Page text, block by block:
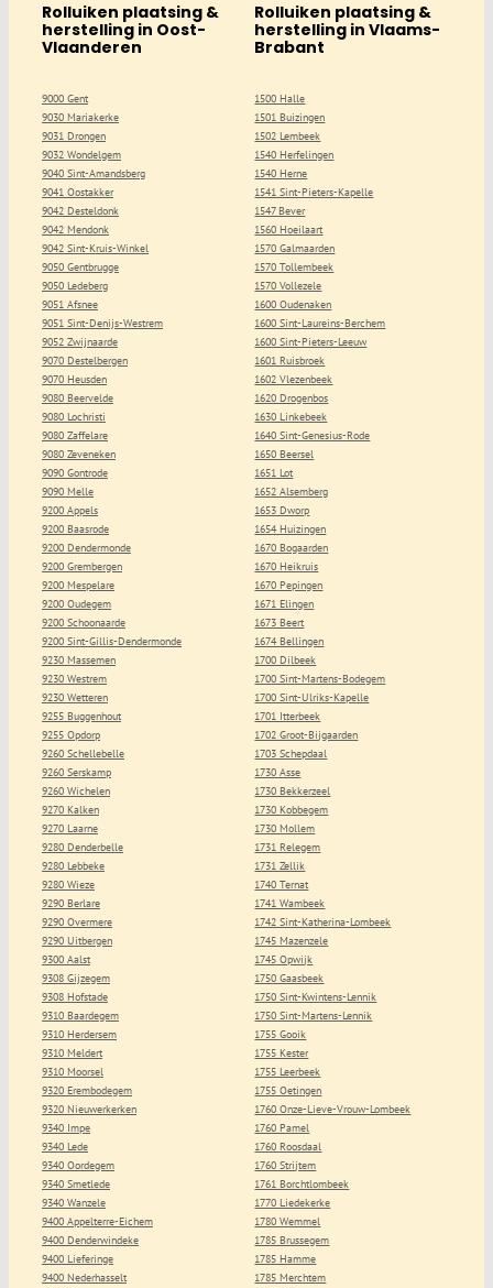
Rolluiken plaatsing &
herstelling in Oost-
Vlaanderen
9000 Gent
9030 Mariakerke
9031 Drongen
9032 Wondelgem
9040 Sint-Amandsberg
9041 Oostakker
9042 Desteldonk
9042 Mendonk
9042 Sint-Kruis-Winkel
9050 Gentbrugge
9050 Ledeberg
9051 Afsnee
9051 Sint-Denijs-Westrem
9052 Zwijnaarde
9070 Destelbergen
9070 Heusden
9080 Beervelde
9080 Lochristi
9080 Zaffelare
9080 Zeveneken
9090 Gontrode
9090 Melle
9200 Appels
9200 Baasrode
9200 Dendermonde
9200 Grembergen
9200 Mespelare
9200 Oudegem
9200 Schoonaarde
9200 Sint-Gillis-Dendermonde
9230 Massemen
9230 Westrem
9230 Wetteren
9255 Buggenhout
9255 Opdorp
9260 Schellebelle
9260 Serskamp
9260 Wichelen
9270 Kalken
9270 Laarne
9280 Denderbelle
9280 Lebbeke
9280 Wieze
9290 Berlare
9290 Overmere
9290 Uitbergen
9300 Aalst
9308 Gijzegem
9308 Hofstade
9310 Baardegem
9310 Herdersem
9310 Meldert
9310 Moorsel
9320 Erembodegem
9320 Nieuwerkerken
9340 Impe
9340 Lede
9340 Oordegem
9340 Smetlede
9340 Wanzele
9400 Appelterre-Eichem
9400 Denderwindeke
9400 Lieferinge
9400 Nederhasselt
Rolluiken plaatsing &
herstelling in Vlaams-
Brabant
1500 Halle
1501 Buizingen
1502 Lembeek
1540 Herfelingen
1540 Herne
1541 Sint-Pieters-Kapelle
1547 Bever
1560 Hoeilaart
1570 Galmaarden
1570 Tollembeek
1570 Vollezele
1600 Oudenaken
1600 Sint-Laureins-Berchem
1600 Sint-Pieters-Leeuw
1601 Ruisbroek
1602 Vlezenbeek
1620 Drogenbos
1630 Linkebeek
1640 Sint-Genesius-Rode
1650 Beersel
1651 Lot
1652 Alsemberg
1653 Dworp
1654 Huizingen
1670 Bogaarden
1670 Heikruis
1670 Pepingen
1671 Elingen
1673 Beert
1674 Bellingen
1700 Dilbeek
1700 Sint-Martens-Bodegem
1700 Sint-Ulriks-Kapelle
1701 Itterbeek
1702 Groot-Bijgaarden
1703 Schepdaal
1730 Asse
1730 Bekkerzeel
1730 Kobbegem
1730 Mollem
1731 Relegem
1731 Zellik
1740 Ternat
1741 Wambeek
1742 Sint-Katherina-Lombeek
1745 Mazenzele
1745 Opwijk
1750 Gaasbeek
1750 Sint-Kwintens-Lennik
1750 Sint-Martens-Lennik
1755 Gooik
1755 Kester
1755 Leerbeek
1755 Oetingen
1760 Onze-Lieve-Vrouw-Lombeek
1760 Pamel
1760 Roosdaal
1760 Strijtem
1761 Borchtlombeek
1770 Liedekerke
1780 Wemmel
1785 Brussegem
1785 Hamme
1785 Merchtem